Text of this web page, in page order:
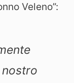
Veleno”: